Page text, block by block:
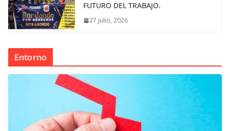
FUTURO DEL TRABAJO.
27 julio, 2026
Entorno